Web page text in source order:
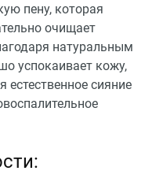
пену, которая
очищает
натуральным
успокаивает кожу,
сияние